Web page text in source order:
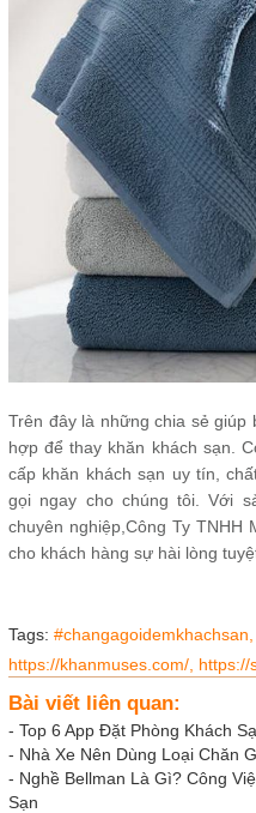
Trên đây là những chia sẻ
hợp để thay khăn khách sạn.
cấp khăn khách sạn uy tín,
gọi ngay cho chúng tôi. Với
chuyên nghiệp,Công Ty TNHH
cho khách hàng sự hài lòng
Tags: #changagoidemkhachsan,
https://khanmuses.com/, https://
Bài viết liên quan:
- Top 6 App Đặt Phòng Khách
- Nhà Xe Nên Dùng Loại Chăn
- Nghề Bellman Là Gì? Công
Sạn